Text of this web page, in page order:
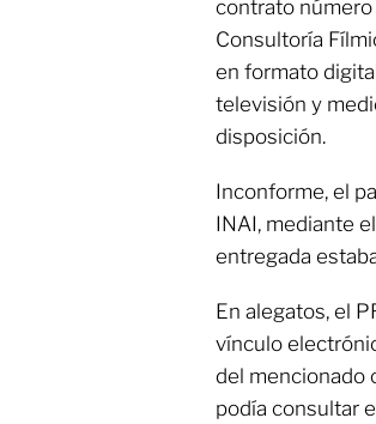
contrato número
Consultoría
en formato
televisión y
disposición.
Inconforme, el
INAI, mediante
entregada
En alegatos, el
vínculo
del mencionado
podía consultar